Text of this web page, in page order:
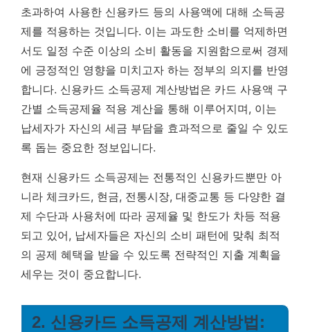
초과하여 사용한 신용카드 등의 사용액에 대해 소득공
제를 적용하는 것입니다. 이는 과도한 소비를 억제하면
서도 일정 수준 이상의 소비 활동을 지원함으로써 경제
에 긍정적인 영향을 미치고자 하는 정부의 의지를 반영
합니다. 신용카드 소득공제 계산방법은 카드 사용액 구
간별 소득공제율 적용 계산을 통해 이루어지며, 이는
납세자가 자신의 세금 부담을 효과적으로 줄일 수 있도
록 돕는 중요한 정보입니다.
현재 신용카드 소득공제는 전통적인 신용카드뿐만 아
니라 체크카드, 현금, 전통시장, 대중교통 등 다양한 결
제 수단과 사용처에 따라 공제율 및 한도가 차등 적용
되고 있어, 납세자들은 자신의 소비 패턴에 맞춰 최적
의 공제 혜택을 받을 수 있도록 전략적인 지출 계획을
세우는 것이 중요합니다.
2. 신용카드 소득공제 계산방법: